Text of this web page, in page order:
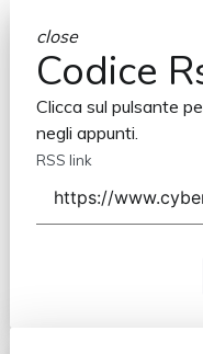
close
Codice
Clicca sul pulsante
negli appunti.
RSS link